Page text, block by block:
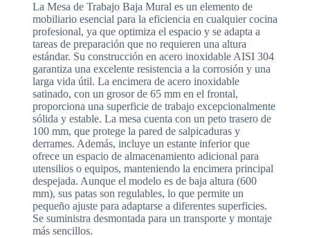
La Mesa de Trabajo Baja Mural es un elemento de
mobiliario esencial para la eficiencia en cualquier cocina
profesional, ya que optimiza el espacio y se adapta a
tareas de preparación que no requieren una altura
estándar. Su construcción en acero inoxidable AISI 304
garantiza una excelente resistencia a la corrosión y una
larga vida útil. La encimera de acero inoxidable
satinado, con un grosor de 65 mm en el frontal,
proporciona una superficie de trabajo excepcionalmente
sólida y estable. La mesa cuenta con un peto trasero de
100 mm, que protege la pared de salpicaduras y
derrames. Además, incluye un estante inferior que
ofrece un espacio de almacenamiento adicional para
utensilios o equipos, manteniendo la encimera principal
despejada. Aunque el modelo es de baja altura (600
mm), sus patas son regulables, lo que permite un
pequeño ajuste para adaptarse a diferentes superficies.
Se suministra desmontada para un transporte y montaje
más sencillos.